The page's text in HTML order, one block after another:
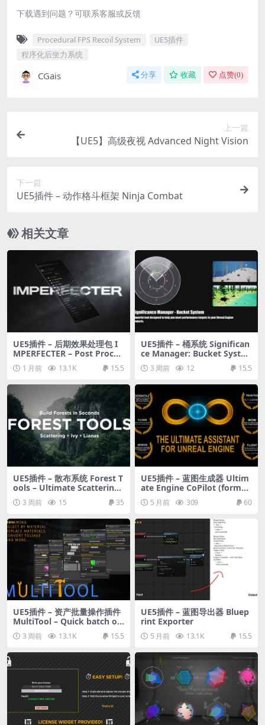
下载遇到问题？可联系客服或反馈
Procedural FPS Recoil System
UE5插件
程序化后坐力系统
CGais 分享 收藏 点赞(0)
上一篇
【UE5】高级夜视 Advanced Night Vision
下一篇
UE5插件 – 动作格斗框架 Ninja Combat
相关文章
UE5插件 – 后期效果处理包 I
MPERFECTER – Post Proces
s Toolkit
1 月前 13.1K 15.5
UE5插件 – 桶系统 Significan
ce Manager: Bucket Syste
m 3 周前 12 15.5
UE5插件 – 散布系统 Forest T
ools – Ultimate Scattering
System
3 周前 15 35
UE5插件 – 蓝图生成器 Ultim
ate Engine CoPilot (formerl
y Ultimate Blueprint Gener
ator)5 月前 309 60
UE5插件 – 资产批量操作插件
MultiTool – Quick batch op
erations on assets
3 周前 13.1K 15.5
UE5插件 – 蓝图导出器 Bluep
rint Exporter
5 月前 13.1K 15.5